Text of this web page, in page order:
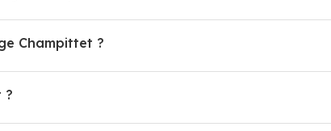
Champittet ?
?